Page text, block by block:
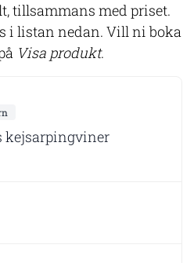
tillsammans med priset.
i listan nedan. Vill ni boka
Visa produkt.
kejsarpingviner